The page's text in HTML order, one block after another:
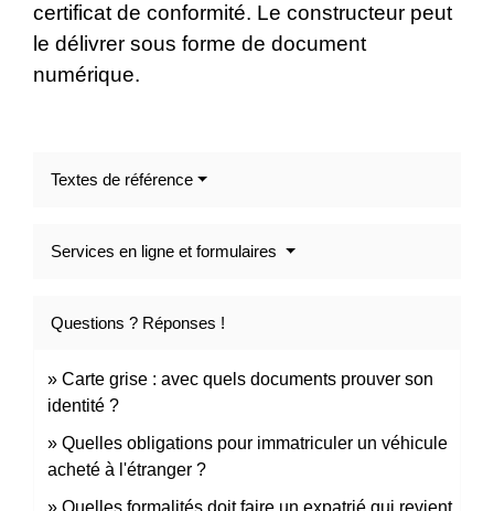
certificat de conformité. Le constructeur peut
le délivrer sous forme de document
numérique.
Textes de référence
Services en ligne et formulaires
Questions ? Réponses !
Carte grise : avec quels documents prouver son
identité ?
Quelles obligations pour immatriculer un véhicule
acheté à l'étranger ?